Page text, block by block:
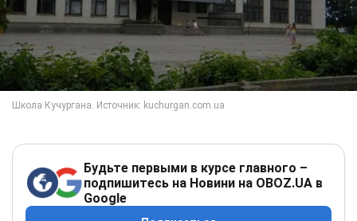
Будьте первыми в курсе главного –
подпишитесь на Новини на OBOZ.UA в
Google